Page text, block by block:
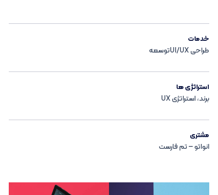
خدمات
طراحی UI/UXتوسعه
استراتژی ها
برند، استراتژی UX
مشتری
انواتو – تم فارست